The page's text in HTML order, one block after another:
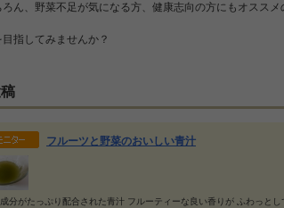
ん、野菜不足が気になる方、健康志向の方にもオススメ
指してみませんか？
フルーツと野菜のおいしい青汁
分がたっぷり配合された青汁 フルーティーな良い香りが ふわっと